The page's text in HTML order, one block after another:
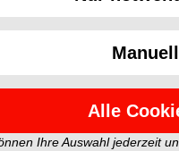
Ora2® zählt es zu
Unternehmen im
Prophylaxe und
Über 4.000
Philosophie:
der Lebensqualität der
Alle
Ihre Auswahl jederzeit